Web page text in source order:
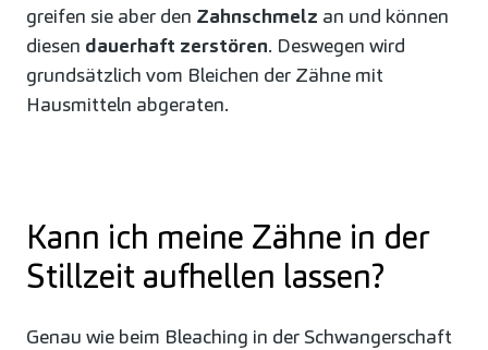
greifen sie aber den Zahnschmelz an und können
diesen dauerhaft zerstören. Deswegen wird
grundsätzlich vom Bleichen der Zähne mit
Hausmitteln abgeraten.
Kann ich meine Zähne in der
Stillzeit aufhellen lassen?
Genau wie beim Bleaching in der Schwangerschaft